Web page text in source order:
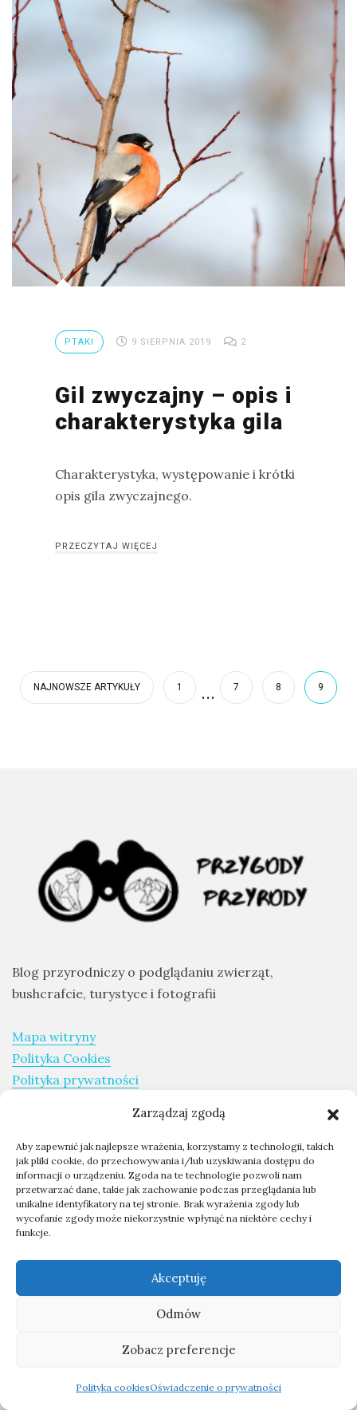
Zarządzaj zgodą
Aby zapewnić jak najlepsze wrażenia, korzystamy z technologii, takich
jak pliki cookie, do przechowywania i/lub uzyskiwania dostępu do
informacji o urządzeniu. Zgoda na te technologie pozwoli nam
przetwarzać dane, takie jak zachowanie podczas przeglądania lub
unikalne identyfikatory na tej stronie. Brak wyrażenia zgody lub
wycofanie zgody może niekorzystnie wpłynąć na niektóre cechy i
funkcje.
Akceptuję
Odmów
Zobacz preferencje
Polityka cookiesOświadczenie o prywatności
PTAKI 9 SIERPNIA 2019 2
Gil zwyczajny – opis i
charakterystyka gila
Charakterystyka, występowanie i krótki
opis gila zwyczajnego.
PRZECZYTAJ WIĘCEJ
NAJNOWSZE ARTYKUŁY 1 ... 7 8 9
Blog przyrodniczy o podglądaniu zwierząt,
bushcrafcie, turystyce i fotografii
Mapa witryny
Polityka Cookies
Polityka prywatności
Ptaki
Ssaki
Gady
Owady
Płazy
Kategorie: